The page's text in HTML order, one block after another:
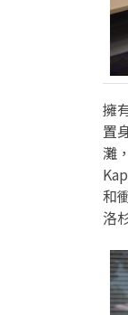
擁
置
灘
和
洛